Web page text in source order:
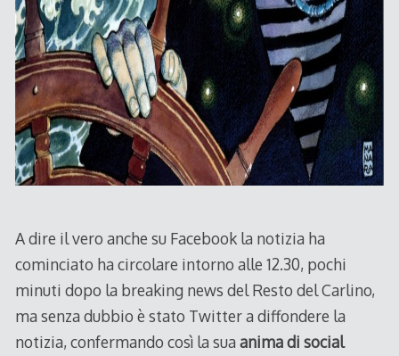
A dire il vero anche su Facebook la notizia ha
cominciato ha circolare intorno alle 12.30, pochi
minuti dopo la breaking news del Resto del Carlino,
ma senza dubbio è stato Twitter a diffondere la
notizia, confermando così la suaanima di social